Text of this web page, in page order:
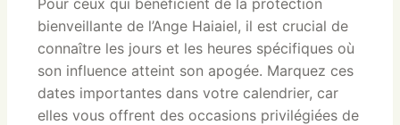
bienveillante de l’Ange Haiaiel, il est crucial de
connaître les jours et les heures spécifiques où
son influence atteint son apogée. Marquez ces
dates importantes dans votre calendrier, car
elles vous offrent des occasions privilégiées de